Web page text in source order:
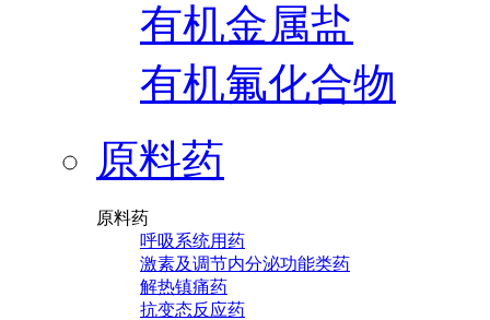
有机金属盐
有机氟化合物
原料药
原料药
呼吸系统用药
激素及调节内分泌功能类药
解热镇痛药
抗变态反应药